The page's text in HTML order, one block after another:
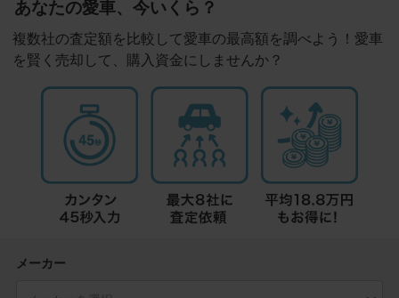
あなたの愛車、今いくら？
複数社の査定額を比較して愛車の最高額を調べよう！愛車
を賢く売却して、購入資金にしませんか？
メーカー